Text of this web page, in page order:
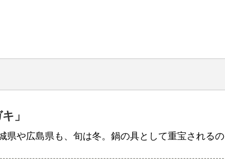
」
や広島県も、旬は冬。鍋の具として重宝されるの